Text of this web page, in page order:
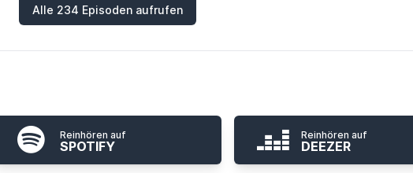
Alle 234 Episoden aufrufen
Reinhören auf
SPOTIFY
Reinhören auf
DEEZER